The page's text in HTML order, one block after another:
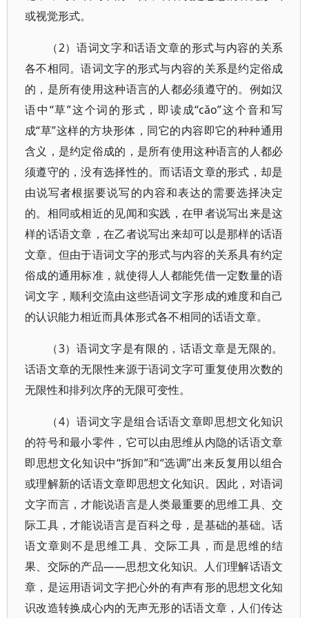
或视觉形式。
（2）语词文字和话语文章的形式与内容的关系
各不相同。语词文字的形式与内容的关系是约定俗成
的，是所有使用这种语言的人都必须遵守的。例如汉
语中“草”这个词的形式，即读成“cǎo”这个音和写
成“草”这样的方块形体，同它的内容即它的种种通用
含义，是约定俗成的，是所有使用这种语言的人都必
须遵守的，没有选择性的。而话语文章的形式，却是
由说写者根据要说写的内容和表达的需要选择决定
的。相同或相近的见闻和实践，在甲者说写出来是这
样的话语文章，在乙者说写出来却可以是那样的话语
文章。但由于语词文字的形式与内容的关系具有约定
俗成的通用标准，就使得人人都能凭借一定数量的语
词文字，顺利交流由这些语词文字形成的难度和自己
的认识能力相近而具体形式各不相同的话语文章。
（3）语词文字是有限的，话语文章是无限的。
话语文章的无限性来源于语词文字可重复使用次数的
无限性和排列次序的无限可变性。
（4）语词文字是组合话语文章即思想文化知识
的符号和最小零件，它可以由思维从内隐的话语文章
即思想文化知识中“拆卸”和“选调”出来反复用以组合
或理解新的话语文章即思想文化知识。因此，对语词
文字而言，才能说语言是人类最重要的思维工具、交
际工具，才能说语言是百科之母，是基础的基础。话
语文章则不是思维工具、交际工具，而是思维的结
果、交际的产品——思想文化知识。人们理解话语文
章，是运用语词文字把心外的有声有形的思想文化知
识改造转换成心内的无声无形的话语文章，人们传达